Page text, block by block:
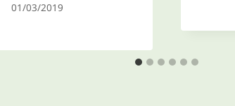
01/03/2019